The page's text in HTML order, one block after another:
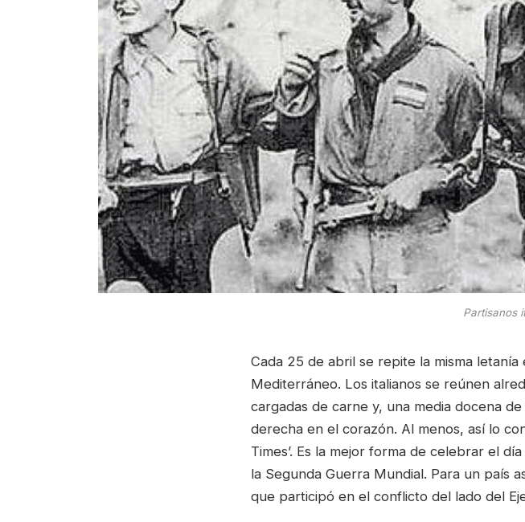
Partisanos
Cada 25 de abril se repite la misma
Mediterráneo. Los italianos se reúnen
cargadas de carne y, una media docena
derecha en el corazón. Al menos, así lo
Times’. Es la mejor forma de celebrar el
la Segunda Guerra Mundial. Para un país
que participó en el conflicto del lado del